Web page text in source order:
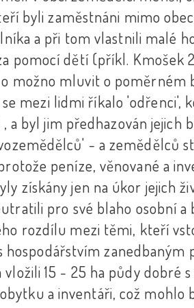
byli zaměstnáni mimo
a při tom vlastnili malé
pomocí dětí (příkl. Kmošek
možno mluvit o
mezi lidmi říkalo 'odřenci',
a byl jim předhazován jejich
- a zemědělců
peníze, věnované a
získány jen na úkor jejich
pro své blaho osobní a
rozdílu mezi těmi, kteří
zanedbaným
15 - 25 ha půdy dobré
a inventáři, což mohlo